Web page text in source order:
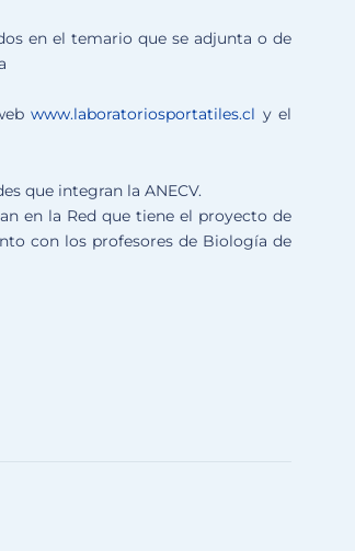
en el temario que se adjunta o de
www.laboratoriosportatiles.cl y el
que integran la ANECV.
en la Red que tiene el proyecto de
con los profesores de Biología de